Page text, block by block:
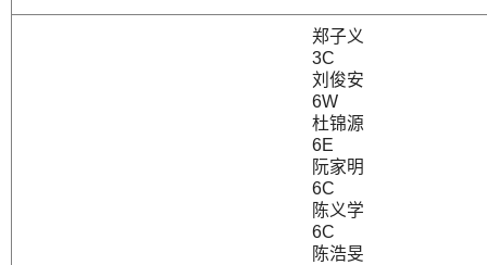
郑子义
3C
刘俊安
6W
杜锦源
6E
阮家明
6C
陈义学
6C
陈浩旻